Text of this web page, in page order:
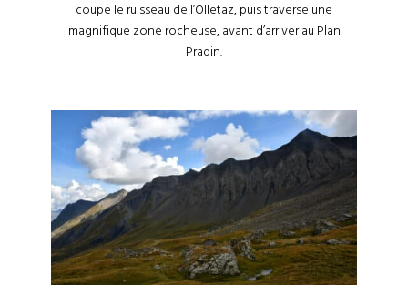
coupe le ruisseau de l’Olletaz, puis traverse une
magnifique zone rocheuse, avant d’arriver au Plan
Pradin.